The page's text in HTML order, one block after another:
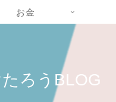
ろうBLOG
お金